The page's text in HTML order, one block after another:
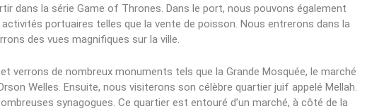
dans la série Game of Thrones. Dans le port, nous pouvons également
portuaires telles que la vente de poisson. Nous entrerons dans la
des vues magnifiques sur la ville.
verrons de nombreux monuments tels que la Grande Mosquée, le marché
Welles. Ensuite, nous visiterons son célèbre quartier juif appelé Mellah.
synagogues. Ce quartier est entouré d’un marché, à côté de la